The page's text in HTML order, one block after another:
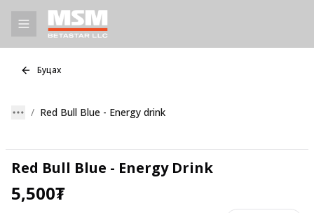
Буцах
Red Bull Blue - Energy drink
Red Bull Blue - Energy Drink
5,500₮